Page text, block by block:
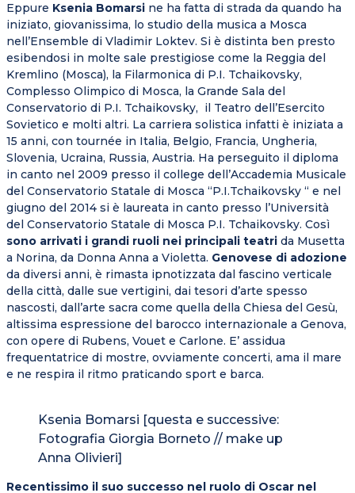
Eppure Ksenia Bomarsi ne ha fatta di strada da quando ha
iniziato, giovanissima, lo studio della musica a Mosca
nell’Ensemble di Vladimir Loktev. Si è distinta ben presto
esibendosi in molte sale prestigiose come la Reggia del
Kremlino (Mosca), la Filarmonica di P.I. Tchaikovsky,
Complesso Olimpico di Mosca, la Grande Sala del
Conservatorio di P.I. Tchaikovsky, il Teatro dell’Esercito
Sovietico e molti altri. La carriera solistica infatti è iniziata a
15 anni, con tournée in Italia, Belgio, Francia, Ungheria,
Slovenia, Ucraina, Russia, Austria. Ha perseguito il diploma
in canto nel 2009 presso il college dell’Accademia Musicale
del Conservatorio Statale di Mosca “P.I.Tchaikovsky “ e nel
giugno del 2014 si è laureata in canto presso l’Università
del Conservatorio Statale di Mosca P.I. Tchaikovsky. Così
sono arrivati i grandi ruoli nei principali teatri da Musetta
a Norina, da Donna Anna a Violetta. Genovese di adozione
da diversi anni, è rimasta ipnotizzata dal fascino verticale
della città, dalle sue vertigini, dai tesori d’arte spesso
nascosti, dall’arte sacra come quella della Chiesa del Gesù,
altissima espressione del barocco internazionale a Genova,
con opere di Rubens, Vouet e Carlone. E’ assidua
frequentatrice di mostre, ovviamente concerti, ama il mare
e ne respira il ritmo praticando sport e barca.
Ksenia Bomarsi [questa e successive:
Fotografia Giorgia Borneto // make up
Anna Olivieri]
Recentissimo il suo successo nel ruolo di Oscar nel